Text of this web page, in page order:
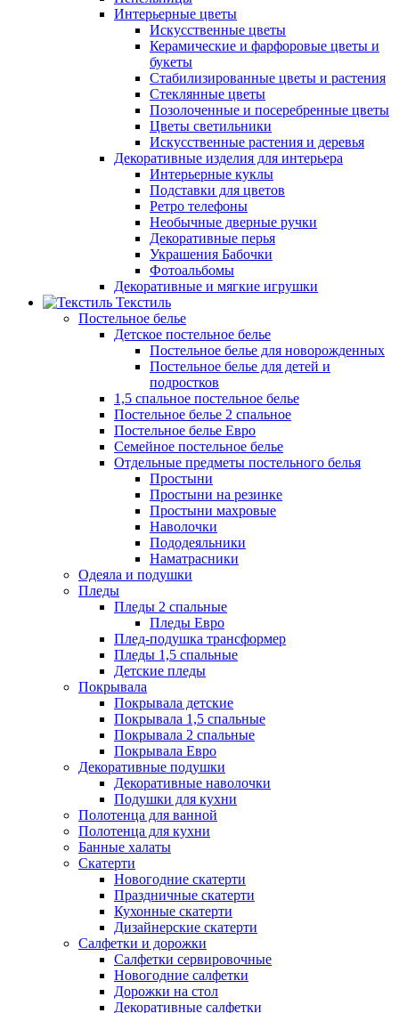
Интерьерные цветы
Искусственные цветы
Керамические и фарфоровые цветы и
букеты
Стабилизированные цветы и растения
Стеклянные цветы
Позолоченные и посеребренные цветы
Цветы светильники
Искусственные растения и деревья
Декоративные изделия для интерьера
Интерьерные куклы
Подставки для цветов
Ретро телефоны
Необычные дверные ручки
Декоративные перья
Украшения Бабочки
Фотоальбомы
Декоративные и мягкие игрушки
Текстиль
Постельное белье
Детское постельное белье
Постельное белье для новорожденных
Постельное белье для детей и
подростков
1,5 спальное постельное белье
Постельное белье 2 спальное
Постельное белье Евро
Семейное постельное белье
Отдельные предметы постельного белья
Простыни
Простыни на резинке
Простыни махровые
Наволочки
Пододеяльники
Наматрасники
Одеяла и подушки
Пледы
Пледы 2 спальные
Пледы Евро
Плед-подушка трансформер
Пледы 1,5 спальные
Детские пледы
Покрывала
Покрывала детские
Покрывала 1,5 спальные
Покрывала 2 спальные
Покрывала Евро
Декоративные подушки
Декоративные наволочки
Подушки для кухни
Полотенца для ванной
Полотенца для кухни
Банные халаты
Скатерти
Новогодние скатерти
Праздничные скатерти
Кухонные скатерти
Дизайнерские скатерти
Салфетки и дорожки
Салфетки сервировочные
Новогодние салфетки
Дорожки на стол
Декоративные салфетки